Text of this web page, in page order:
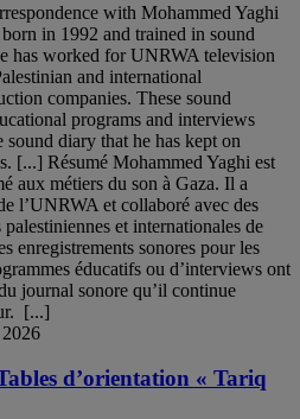
with Mohammed Yaghi
in 1992 and trained in sound
has worked for UNRWA television
and international
companies. These sound
programs and interviews
diary that he has kept on
[...] Résumé Mohammed Yaghi est
aux métiers du son à Gaza. Il a
l’UNRWA et collaboré avec des
et internationales de
enregistrements sonores pour les
éducatifs ou d’interviews ont
journal sonore qu’il continue
[...]
d’orientation « Tariq